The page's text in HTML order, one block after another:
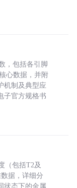
，包括各引脚
心数据，并附
机制及典型应
子官方规格书
（包括T2及
据，详细分
状态下的金属